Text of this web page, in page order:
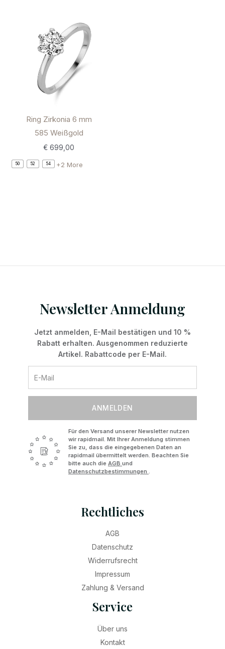
Ring Zirkonia 6 mm
585 Weißgold
€ 699,00
50 52 54 +2 More
Newsletter Anmeldung
Jetzt anmelden, E-Mail bestätigen und 10 %
Rabatt erhalten. Ausgenommen reduzierte
Artikel. Rabattcode per E-Mail.
ANMELDEN
Für den Versand unserer Newsletter nutzen
wir rapidmail. Mit Ihrer Anmeldung stimmen
Sie zu, dass die eingegebenen Daten an
rapidmail übermittelt werden. Beachten Sie
bitte auch die AGB und
Datenschutzbestimmungen
Rechtliches
AGB
Datenschutz
Widerrufsrecht
Impressum
Zahlung & Versand
Service
Über uns
Kontakt